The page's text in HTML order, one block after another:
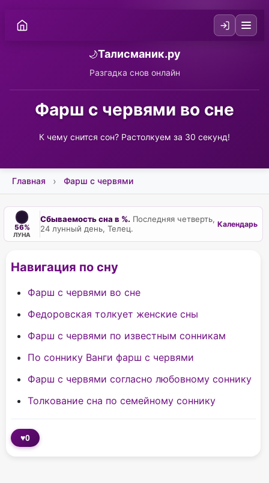
🌙Талисманик.ру
Разгадка снов онлайн
Фарш с червями во сне
К чему снится сон? Растолкуем за 30 секунд!
Главная Фарш с червями
56%
ЛУНА
Сбываемость сна в %. Последняя четверть,
24 лунный день, Телец.
Календарь
Навигация по сну
Фарш с червями во сне
Федоровская толкует женские сны
Фарш с червями по известным сонникам
По соннику Ванги фарш с червями
Фарш с червями согласно любовному соннику
Толкование сна по cемейному соннику
♥0